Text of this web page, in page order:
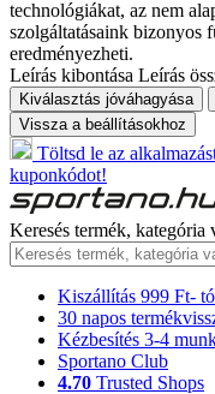
technológiákat, az nem
szolgáltatásaink bizonyos
eredményezheti.
Leírás kibontása Leírás
Kiválasztás jóváhagyása
Vissza a beállításokhoz
Töltsd le az
kuponkódot!
Keresés termék, kategória
Kiszállítás 999 Ft-
30 napos
Kézbesítés 3-4
Sportano Club
4.70 Trusted Shops